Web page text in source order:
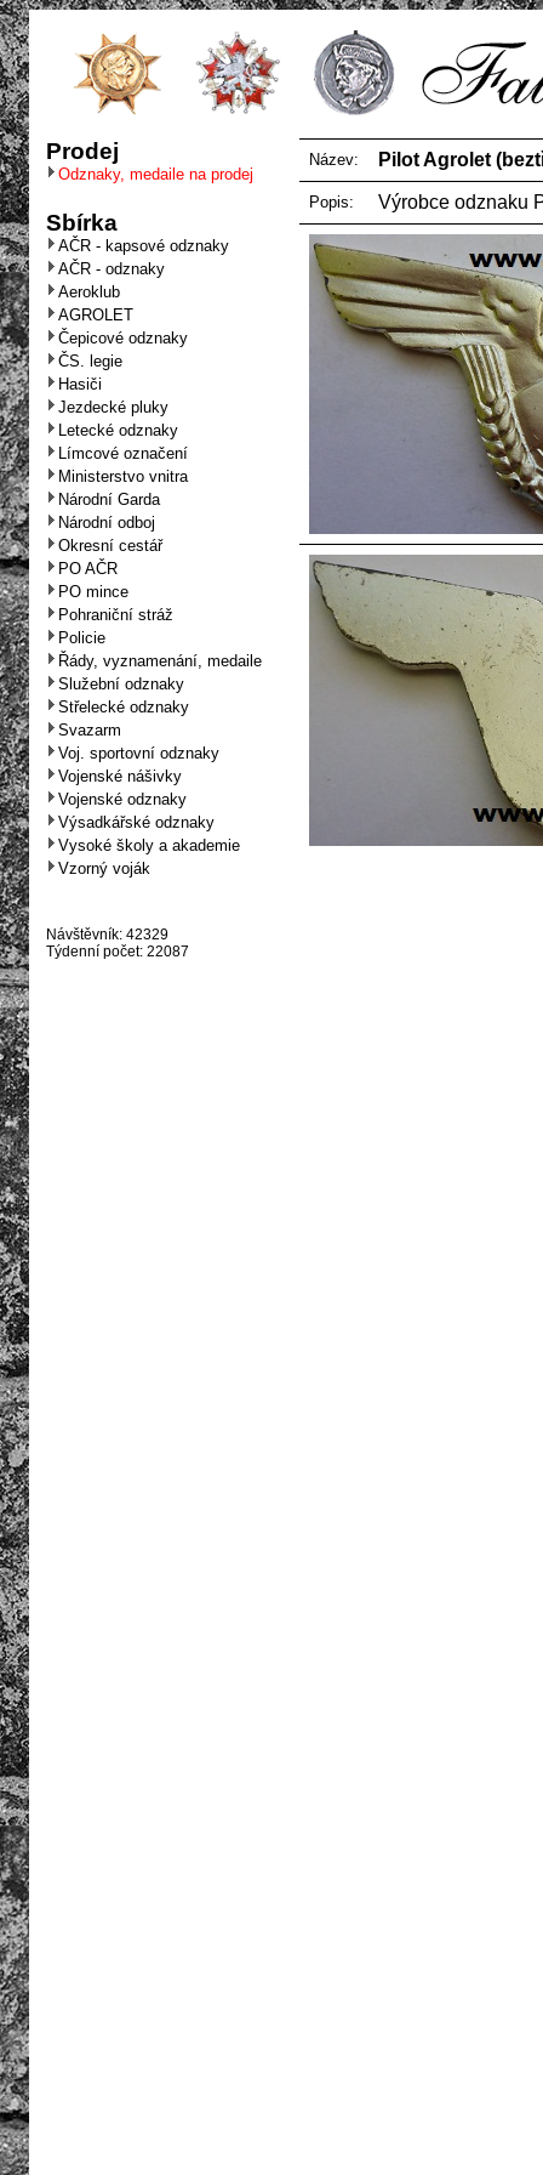
Prodej
Odznaky, medaile na prodej
Sbírka
AČR - kapsové odznaky
AČR - odznaky
Aeroklub
AGROLET
Čepicové odznaky
ČS. legie
Hasiči
Jezdecké pluky
Letecké odznaky
Límcové označení
Ministerstvo vnitra
Národní Garda
Národní odboj
Okresní cestář
PO AČR
PO mince
Pohraniční stráž
Policie
Řády, vyznamenání, medaile
Služební odznaky
Střelecké odznaky
Svazarm
Voj. sportovní odznaky
Vojenské nášivky
Vojenské odznaky
Výsadkářské odznaky
Vysoké školy a akademie
Vzorný voják
Návštěvník: 42329
Týdenní počet: 22087
Název: Pilot Agrolet
Popis: Výrobce odznaku